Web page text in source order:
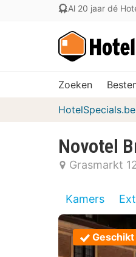
Al 20 jaar dé
Zoeken
HotelSpecials.be
Novotel
Grasmarkt
Kamers